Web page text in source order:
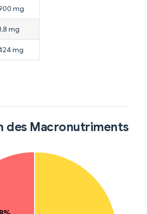
mg
mg
mg
des Macronutriments